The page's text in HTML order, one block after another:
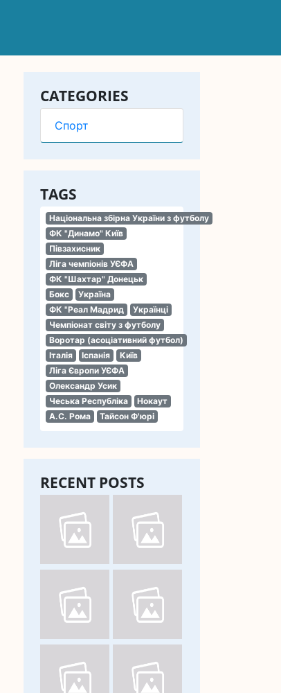
CATEGORIES
Спорт
TAGS
Національна збірна України з футболу
ФК "Динамо" Київ
Півзахисник
Ліга чемпіонів УЄФА
ФК "Шахтар" Донецьк
Бокс
Україна
ФК "Реал Мадрид
Українці
Чемпіонат світу з футболу
Воротар (асоціативний футбол)
Італія
Іспанія
Київ
Ліга Європи УЄФА
Олександр Усик
Чеська Республіка
Нокаут
А.С. Рома
Тайсон Ф'юрі
RECENT POSTS